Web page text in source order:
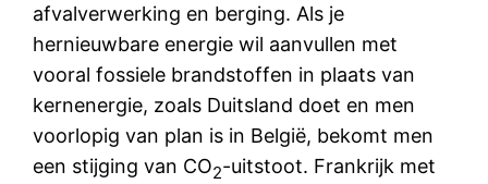
afvalverwerking en berging. Als je
hernieuwbare energie wil aanvullen met
vooral fossiele brandstoffen in plaats van
kernenergie, zoals Duitsland doet en men
voorlopig van plan is in België, bekomt men
een stijging van CO2-uitstoot. Frankrijk met